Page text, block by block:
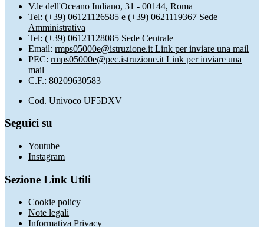
V.le dell'Oceano Indiano, 31 - 00144, Roma
Tel: (+39) 06121126585 e (+39) 0621119367 Sede
Amministrativa
Tel: (+39) 06121128085 Sede Centrale
Email: rmps05000e@istruzione.it Link per inviare una mail
PEC: rmps05000e@pec.istruzione.it Link per inviare una
mail
C.F.: 80209630583
Cod. Univoco UF5DXV
Seguici su
Youtube
Instagram
Sezione Link Utili
Cookie policy
Note legali
Informativa Privacy